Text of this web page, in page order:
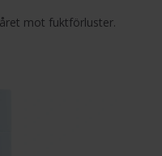
mot fuktförluster.